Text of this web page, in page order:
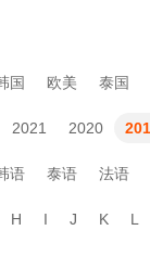
国 欧美 泰国
2021 2020
语 泰语 法语
H I J K L